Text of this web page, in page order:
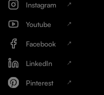
Instagram
Youtube
Facebook
LinkedIn
Pinterest